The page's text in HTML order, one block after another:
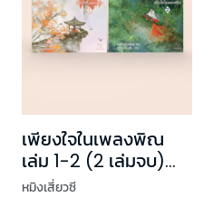
เพียงใจในเพลงพิณ
เล่ม 1-2 (2 เล่มจบ)
(ปกใหม่)
หมิงเสี่ยวซี